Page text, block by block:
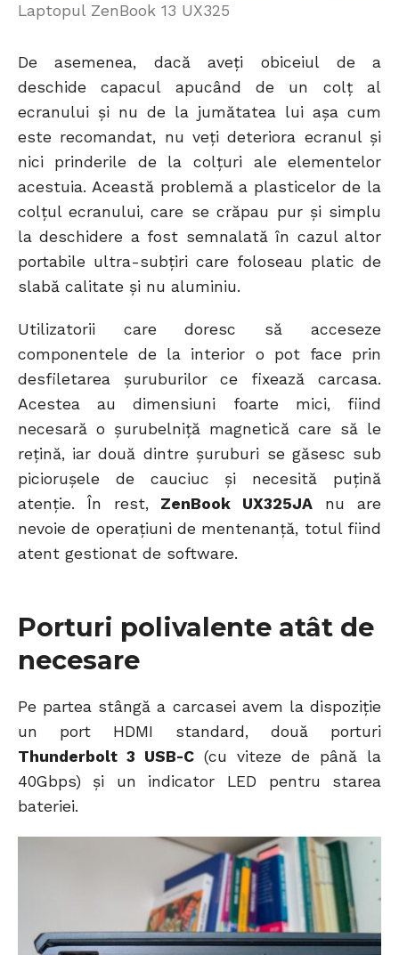
Laptopul ZenBook 13 UX325
De asemenea, dacă aveți obiceiul de a
deschide capacul apucând de un colț al
ecranului și nu de la jumătatea lui așa cum
este recomandat, nu veți deteriora ecranul și
nici prinderile de la colțuri ale elementelor
acestuia. Această problemă a plasticelor de la
colțul ecranului, care se crăpau pur și simplu
la deschidere a fost semnalată în cazul altor
portabile ultra-subțiri care foloseau platic de
slabă calitate și nu aluminiu.
Utilizatorii care doresc să acceseze
componentele de la interior o pot face prin
desfiletarea șuruburilor ce fixează carcasa.
Acestea au dimensiuni foarte mici, fiind
necesară o șurubelniță magnetică care să le
rețină, iar două dintre șuruburi se găsesc sub
piciorușele de cauciuc și necesită puțină
atenție. În rest, ZenBook UX325JA nu are
nevoie de operațiuni de mentenanță, totul fiind
atent gestionat de software.
Porturi polivalente atât de
necesare
Pe partea stângă a carcasei avem la dispoziție
un port HDMI standard, două porturi
Thunderbolt 3 USB-C(cu viteze de până la
40Gbps) și un indicator LED pentru starea
bateriei.